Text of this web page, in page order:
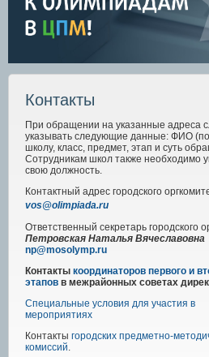
Контакты
При обращении на указанные адреса
указывать следующие данные: ФИО
школу, класс, предмет, этап и суть
Сотрудникам школ также необходимо
свою должность.
Контактный адрес городского
vos@olimpiada.ru
Ответственный секретарь городского
Петровская Наталья Вячеславовна
np@mosolymp.ru
Контакты координаторов первого и
этапов в межрайонных советах
Специальные условия для участия в
мероприятиях
Контакты городских предметно-
комиссий.